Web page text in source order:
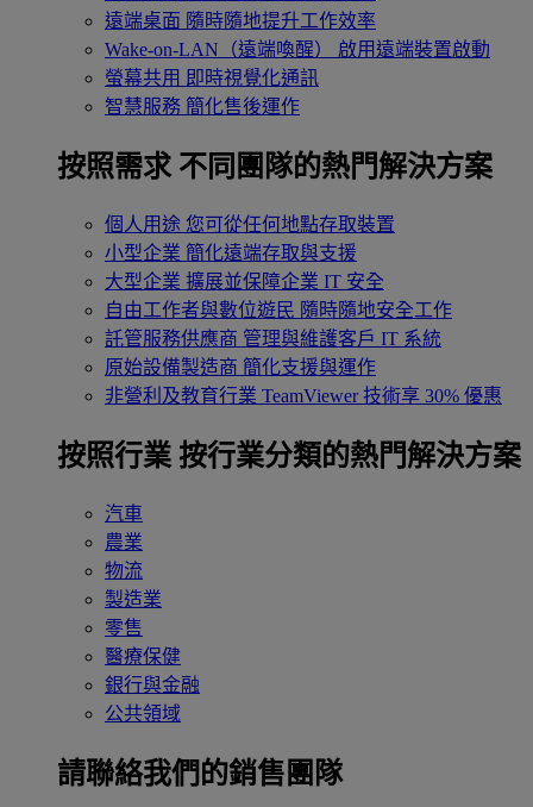
遠端桌面 隨時隨地提升工作效率
Wake-on-LAN（遠端喚醒）
啟用遠端裝置啟動
螢幕共用 即時視覺化通訊
智慧服務 簡化售後運作
按照需求 不同團隊的熱門解決方案
個人用途 您可從任何地點存取裝置
小型企業 簡化遠端存取與支援
大型企業 擴展並保障企業 IT 安全
自由工作者與數位遊民 隨時隨地安全工作
託管服務供應商 管理與維護客戶 IT 系統
原始設備製造商 簡化支援與運作
非營利及教育行業 TeamViewer 技術享 30% 優惠
按照行業 按行業分類的熱門解決方案
汽車
農業
物流
製造業
零售
醫療保健
銀行與金融
公共領域
請聯絡我們的銷售團隊